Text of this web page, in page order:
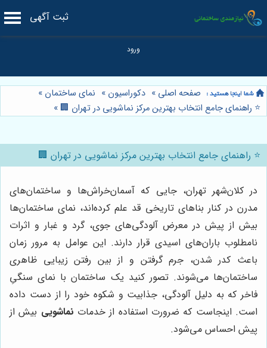
ثبت آگهی
صفحه اصلی » دکوراسیون » نمای ساختمان »
⭐️ راهنمای جامع انتخاب بهترین مرکز نماشویی در تهران 🏢 »
⭐️ راهنمای جامع انتخاب بهترین مرکز نماشویی در تهران 🏢
در کلان‌شهر تهران، جایی که آسمان‌خراش‌ها و ساختمان‌های
مدرن در کنار بناهای تاریخی قد علم کرده‌اند، نمای ساختمان‌ها
بیش از پیش در معرض آلودگی‌های جوی، گرد و غبار و اثرات
نامطلوب باران‌های اسیدی قرار دارند. این عوامل به مرور زمان
باعث کدر شدن، جرم گرفتن و از بین رفتن زیبایی ظاهری
ساختمان‌ها می‌شوند. تصور کنید یک ساختمان با نمای سنگیِ
فاخر که به دلیل آلودگی، جذابیت و شکوه خود را از دست داده
است. اینجاست که ضرورت استفاده از خدمات نماشویی بیش از
پیش احساس می‌شود.